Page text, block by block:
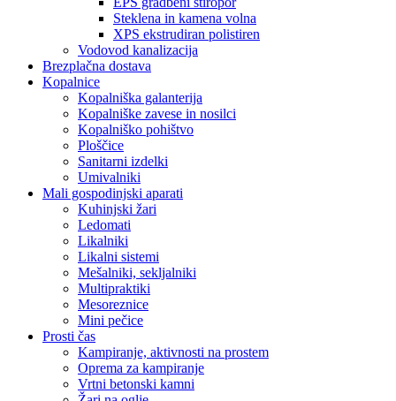
Steklena in kamena volna
XPS ekstrudiran polistiren
Vodovod kanalizacija
Brezplačna dostava
Kopalnice
Kopalniška galanterija
Kopalniške zavese in nosilci
Kopalniško pohištvo
Ploščice
Sanitarni izdelki
Umivalniki
Mali gospodinjski aparati
Kuhinjski žari
Ledomati
Likalniki
Likalni sistemi
Mešalniki, sekljalniki
Multipraktiki
Mesoreznice
Mini pečice
Prosti čas
Kampiranje, aktivnosti na prostem
Oprema za kampiranje
Vrtni betonski kamni